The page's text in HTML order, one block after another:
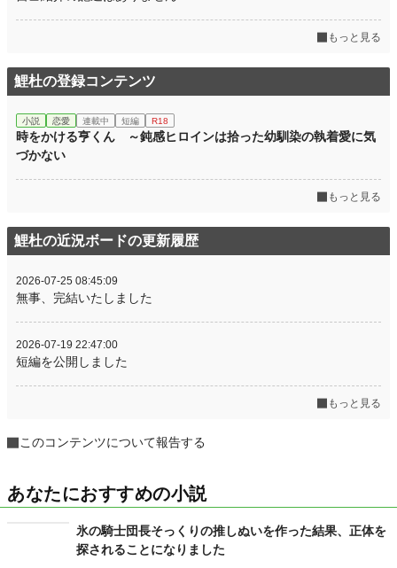
もっと見る
鯉杜の登録コンテンツ
小説 恋愛 連載中 短編 R18
時をかける亨くん ～鈍感ヒロインは拾った幼馴染の執着愛に気
づかない
もっと見る
鯉杜の近況ボードの更新履歴
2026-07-25 08:45:09
無事、完結いたしました
2026-07-19 22:47:00
短編を公開しました
もっと見る
このコンテンツについて報告する
あなたにおすすめの小説
氷の騎士団長そっくりの推しぬいを作った結果、正体を
探されることになりました